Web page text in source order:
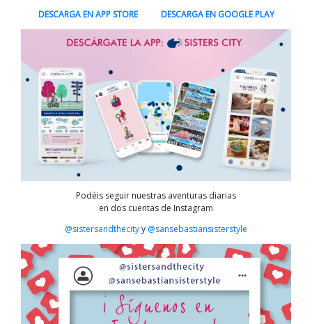
DESCARGA EN APP STORE
DESCARGA EN GOOGLE PLAY
Podéis seguir nuestras aventuras diarias
en dos cuentas de Instagram
@sistersandthecityy @sansebastiansisterstyle